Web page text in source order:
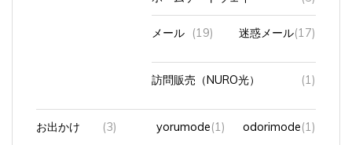
メール (19) 迷惑メール(17)
訪問販売（NURO光） (1)
お出かけ (3) yorumode(1) odorimode(1)